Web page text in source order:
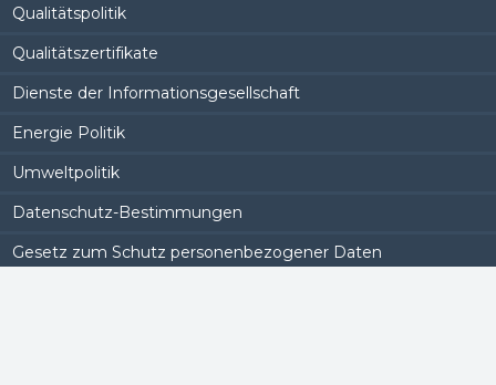
Qualitätspolitik
Qualitätszertifikate
Dienste der Informationsgesellschaft
Energie Politik
Umweltpolitik
Datenschutz-Bestimmungen
Gesetz zum Schutz personenbezogener Daten